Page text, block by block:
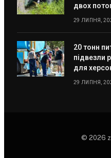
двох
29 ЛИПНЯ,
20 тонн
підвезли
для
29 ЛИПНЯ,
© 2026